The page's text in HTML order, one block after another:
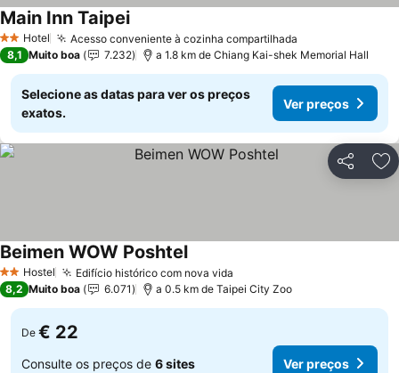
2 Estrelas
Hotel Acesso conveniente à cozinha compartilhada
Main Inn TaipeiVer preços
8,1 Muito boa 7.232 a 1.8 km de Chiang Kai-shek Memorial Hall
Selecione as datas para ver os preços
exatos.
Ver preços
Partilhar
2 Estrelas
Hostel Edifício histórico com nova vida
Beimen WOW PoshtelVer preços
8,2 Muito boa 6.071 a 0.5 km de Taipei City Zoo
De € 22
Consulte os preços de 6 sites Ver preços